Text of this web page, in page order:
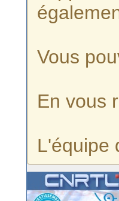
Vous
En vous
L'équipe